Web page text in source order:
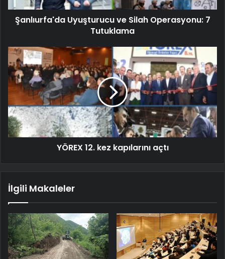
Şanlıurfa'da Uyuşturucu ve Silah Operasyonu: 7
Tutuklama
YÖREX 12. kez kapılarını açtı
İlgili Makaleler